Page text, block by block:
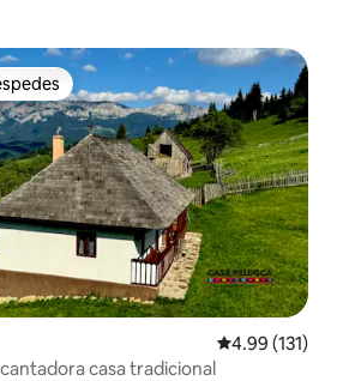
preferido
Calificación
4.99 (131)
casa tradicional